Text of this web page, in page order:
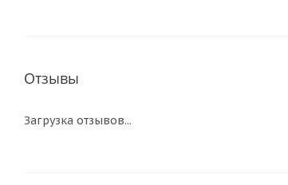
Отзывы
Загрузка отзывов...